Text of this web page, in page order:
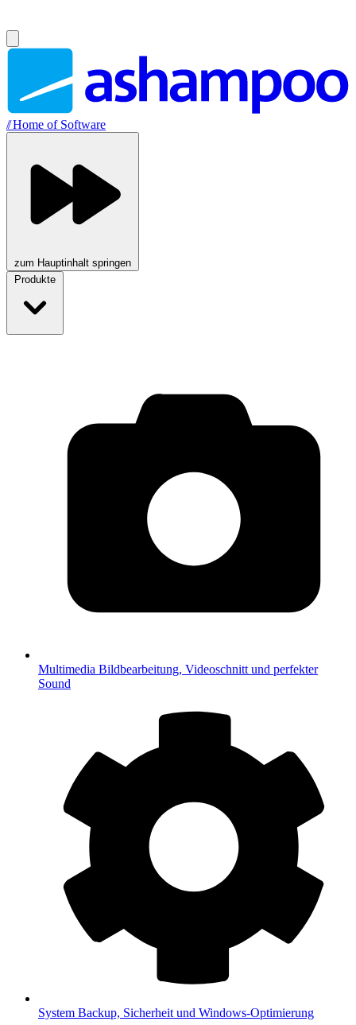
//Home of Software
zum Hauptinhalt springen
Produkte
Multimedia Bildbearbeitung, Videoschnitt und perfekter
Sound
System Backup, Sicherheit und Windows-Optimierung